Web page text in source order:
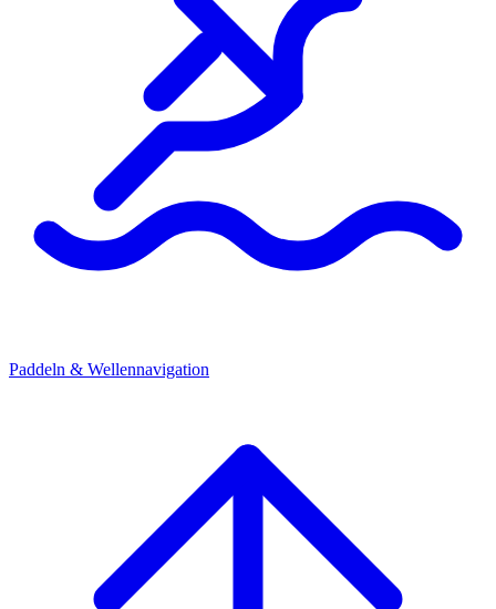
Paddeln & Wellennavigation